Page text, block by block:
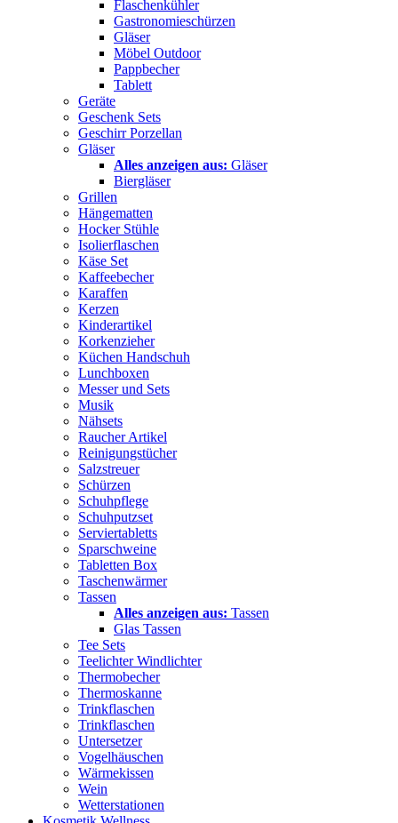
Flaschenkühler
Gastronomieschürzen
Gläser
Möbel Outdoor
Pappbecher
Tablett
Geräte
Geschenk Sets
Geschirr Porzellan
Gläser
Alles anzeigen aus: Gläser
Biergläser
Grillen
Hängematten
Hocker Stühle
Isolierflaschen
Käse Set
Kaffeebecher
Karaffen
Kerzen
Kinderartikel
Korkenzieher
Küchen Handschuh
Lunchboxen
Messer und Sets
Musik
Nähsets
Raucher Artikel
Reinigungstücher
Salzstreuer
Schürzen
Schuhpflege
Schuhputzset
Serviertabletts
Sparschweine
Tabletten Box
Taschenwärmer
Tassen
Alles anzeigen aus: Tassen
Glas Tassen
Tee Sets
Teelichter Windlichter
Thermobecher
Thermoskanne
Trinkflaschen
Trinkflaschen
Untersetzer
Vogelhäuschen
Wärmekissen
Wein
Wetterstationen